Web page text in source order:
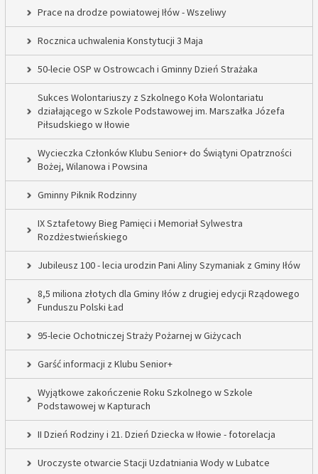
Prace na drodze powiatowej Iłów - Wszeliwy
Rocznica uchwalenia Konstytucji 3 Maja
50-lecie OSP w Ostrowcach i Gminny Dzień Strażaka
Sukces Wolontariuszy z Szkolnego Koła Wolontariatu
działającego w Szkole Podstawowej im. Marszałka Józefa
Piłsudskiego w Iłowie
Wycieczka Członków Klubu Senior+ do Świątyni Opatrzności
Bożej, Wilanowa i Powsina
Gminny Piknik Rodzinny
IX Sztafetowy Bieg Pamięci i Memoriał Sylwestra
Rozdżestwieńskiego
Jubileusz 100 - lecia urodzin Pani Aliny Szymaniak z Gminy Iłów
8,5 miliona złotych dla Gminy Iłów z drugiej edycji Rządowego
Funduszu Polski Ład
95-lecie Ochotniczej Straży Pożarnej w Giżycach
Garść informacji z Klubu Senior+
Wyjątkowe zakończenie Roku Szkolnego w Szkole
Podstawowej w Kapturach
II Dzień Rodziny i 21. Dzień Dziecka w Iłowie - fotorelacja
Uroczyste otwarcie Stacji Uzdatniania Wody w Lubatce